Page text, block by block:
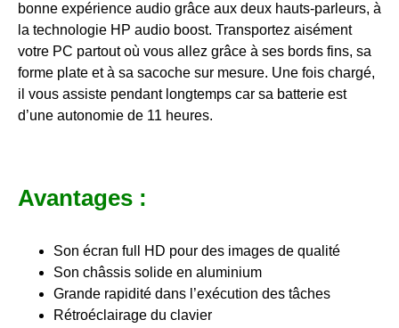
bonne expérience audio grâce aux deux hauts-parleurs, à
la technologie HP audio boost. Transportez aisément
votre PC partout où vous allez grâce à ses bords fins, sa
forme plate et à sa sacoche sur mesure. Une fois chargé,
il vous assiste pendant longtemps car sa batterie est
d’une autonomie de 11 heures.
Avantages :
Son écran full HD pour des images de qualité
Son châssis solide en aluminium
Grande rapidité dans l’exécution des tâches
Rétroéclairage du clavier